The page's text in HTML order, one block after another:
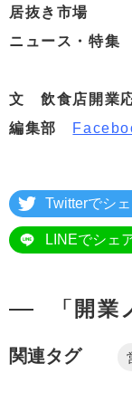
居抜き市場
ニュース・特集
文 飲食店開業
編集部
Twitterでシ
LINEでシェ
「開
関連タグ